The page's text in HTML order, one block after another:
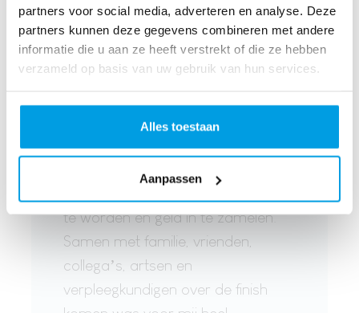
partners voor social media, adverteren en analyse. Deze
partners kunnen deze gegevens combineren met andere
informatie die u aan ze heeft verstrekt of die ze hebben
verzameld op basis van uw gebruik van hun services.
Alles toestaan
Aanpassen
Hans Westgeest - Oncoloog-internist
Amphia
"LoveLife Run was een prachtig
te worden en geld in te zamelen.
Samen met familie, vrienden,
collega’s, artsen en
verpleegkundigen over de finish